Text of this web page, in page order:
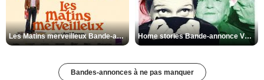
Les Matins merveilleux Bande-annonce VF Home stories Bande-annonce VO STFR
Bandes-annonces à ne pas manquer